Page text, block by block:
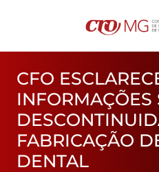
CFO
INFORMAÇÕES
FABRICAÇÃO
DENTAL